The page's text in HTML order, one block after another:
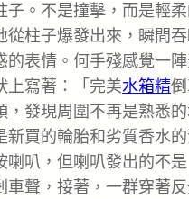
子。不是撞擊，而是輕
從柱子爆發出來，瞬間
的表情。何手殘感覺一
上寫著：「完美水箱精
，發現周圍不再是熟悉
新買的輪胎和劣質香水
喇叭，但喇叭發出的不
車聲，接著，一群穿著